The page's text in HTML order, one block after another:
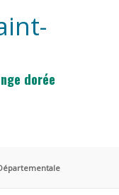
dorée